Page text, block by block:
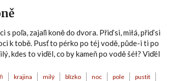
s poľa, zajaľi koně do dvora. Přiď si, miłá, přiď si
k tobě. Pusť to pérko po téj vodě, půde-i ti po
kdes to viďél, co by kameň po vodě šéł? Viďél
krajina milý blízko noc pole
pustit